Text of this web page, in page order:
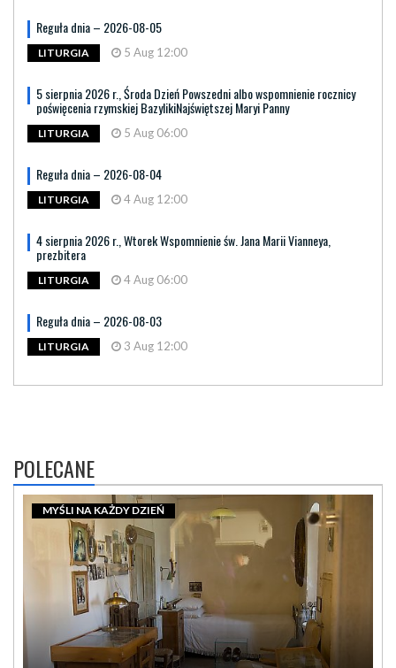
Reguła dnia – 2026-08-05
LITURGIA 5 Aug 12:00
5 sierpnia 2026 r., Środa Dzień Powszedni albo wspomnienie rocznicy
poświęcenia rzymskiej BazylikiNajświętszej Maryi Panny
LITURGIA 5 Aug 06:00
Reguła dnia – 2026-08-04
LITURGIA 4 Aug 12:00
4 sierpnia 2026 r., Wtorek Wspomnienie św. Jana Marii Vianneya,
prezbitera
LITURGIA 4 Aug 06:00
Reguła dnia – 2026-08-03
LITURGIA 3 Aug 12:00
POLECANE
MYŚLI NA KAŻDY DZIEŃ